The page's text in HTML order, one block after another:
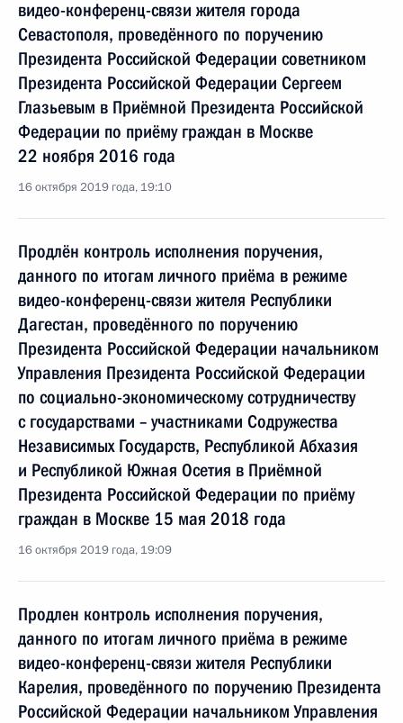
видео-конференц-связи жителя города
Севастополя, проведённого по поручению
Президента Российской Федерации советником
Президента Российской Федерации Сергеем
Глазьевым в Приёмной Президента Российской
Федерации по приёму граждан в Москве
22 ноября 2016 года
16 октября 2019 года, 19:10
Продлён контроль исполнения поручения,
данного по итогам личного приёма в режиме
видео-конференц-связи жителя Республики
Дагестан, проведённого по поручению
Президента Российской Федерации начальником
Управления Президента Российской Федерации
по социально-экономическому сотрудничеству
с государствами – участниками Содружества
Независимых Государств, Республикой Абхазия
и Республикой Южная Осетия в Приёмной
Президента Российской Федерации по приёму
граждан в Москве 15 мая 2018 года
16 октября 2019 года, 19:09
Продлен контроль исполнения поручения,
данного по итогам личного приёма в режиме
видео-конференц-связи жителя Республики
Карелия, проведённого по поручению Президента
Российской Федерации начальником Управления